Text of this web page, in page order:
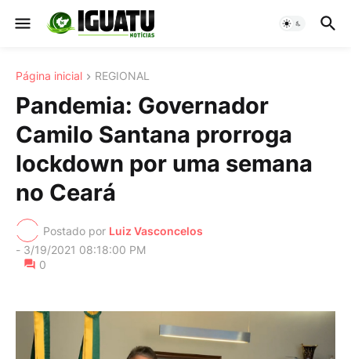
Página inicial REGIONAL
Pandemia: Governador
Camilo Santana prorroga
lockdown por uma semana
no Ceará
Postado por Luiz Vasconcelos
- 3/19/2021 08:18:00 PM
0